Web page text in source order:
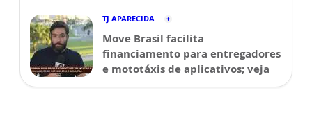
TJ APARECIDA
Move Brasil facilita
financiamento para entregadores
e mototáxis de aplicativos; veja